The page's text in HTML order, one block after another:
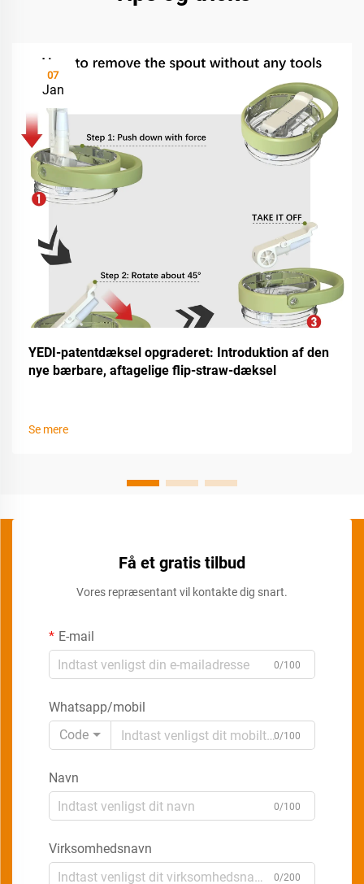
07
Jan
YEDI-patentdæksel opgraderet: Introduktion af den
nye bærbare, aftagelige flip-straw-dæksel
Se mere
Få et gratis tilbud
Vores repræsentant vil kontakte dig snart.
E-mail
0/100
Whatsapp/mobil
Code
0/100
Navn
0/100
Virksomhedsnavn
0/200